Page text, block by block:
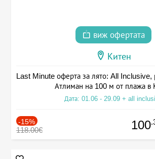
виж офертата
Китен
Last Minute оферта за лято: All Inclusive,
Атлиман на 100 м от плажа в
Дата: 01.06 - 29.09 + all
-15%
118.00€ 100